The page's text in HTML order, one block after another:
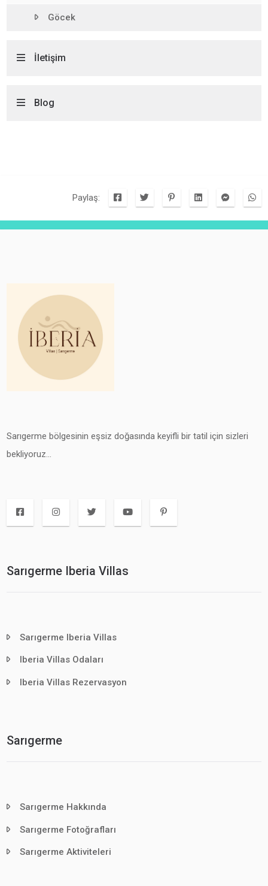
Göcek
İletişim
Blog
Paylaş:
Sarıgerme bölgesinin eşsiz doğasında keyifli bir tatil için sizleri
bekliyoruz...
Sarıgerme Iberia Villas
Sarıgerme Iberia Villas
Iberia Villas Odaları
Iberia Villas Rezervasyon
Sarıgerme
Sarıgerme Hakkında
Sarıgerme Fotoğrafları
Sarıgerme Aktiviteleri